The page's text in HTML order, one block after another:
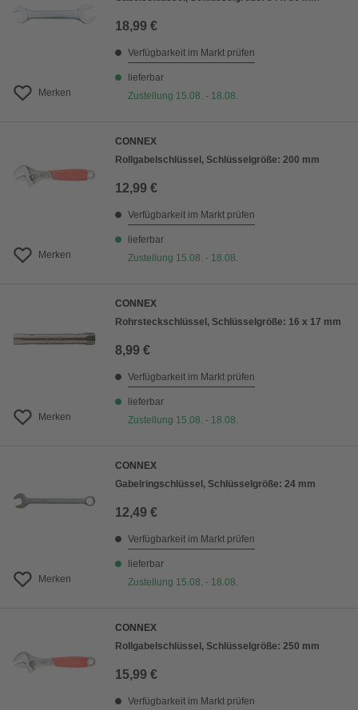
Merken
18,99 €
Verfügbarkeit im Markt prüfen
lieferbar
Zustellung 15.08. - 18.08.
Merken
CONNEX
Rollgabelschlüssel, Schlüsselgröße: 200 mm
12,99 €
Verfügbarkeit im Markt prüfen
lieferbar
Zustellung 15.08. - 18.08.
Merken
CONNEX
Rohrsteckschlüssel, Schlüsselgröße: 16 x 17 mm
8,99 €
Verfügbarkeit im Markt prüfen
lieferbar
Zustellung 15.08. - 18.08.
Merken
CONNEX
Gabelringschlüssel, Schlüsselgröße: 24 mm
12,49 €
Verfügbarkeit im Markt prüfen
lieferbar
Zustellung 15.08. - 18.08.
CONNEX
Rollgabelschlüssel, Schlüsselgröße: 250 mm
15,99 €
Verfügbarkeit im Markt prüfen